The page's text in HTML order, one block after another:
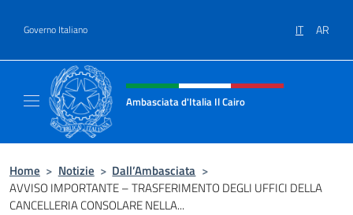
Governo Italiano IT AR
Intestazione sito, social e menù
Ambasciata d'Italia Il Cairo
Home > Notizie > Dall’Ambasciata >
AVVISO IMPORTANTE – TRASFERIMENTO DEGLI UFFICI DELLA
CANCELLERIA CONSOLARE NELLA...